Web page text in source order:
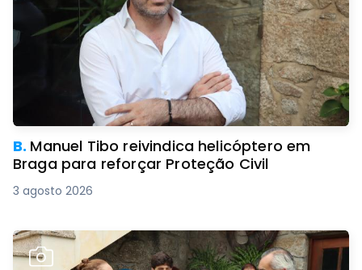
B. Manuel Tibo reivindica helicóptero em
Braga para reforçar Proteção Civil
3 agosto 2026